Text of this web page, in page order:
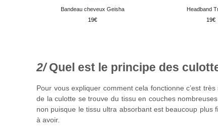
Bandeau cheveux Geisha
19
Headband
19
Quel est le principe des
Pour vous expliquer comment cela fonctionne c’est
de la culotte se trouve du tissu en couches
non puisque le tissu ultra absorbant est beaucoup plus
à avoir.